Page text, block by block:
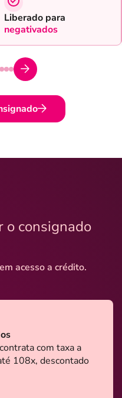
Liberado para
negativados
o consignado
acesso a crédito.
com taxa a
108x, descontado